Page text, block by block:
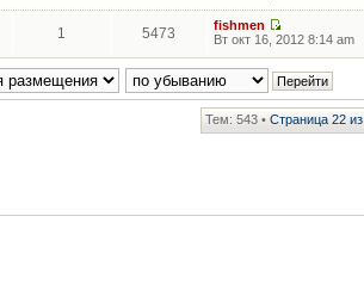
1 5473
fishmen
Вт окт 16, 2012 8:14 am
Тем: 543 • Страница 22 из